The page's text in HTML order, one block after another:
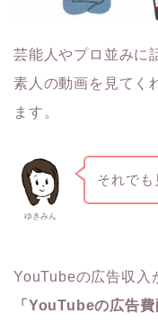
芸能人やプロ並みに
素人の動画を見てく
ます。
ゆきみん
それで
YouTubeの広告収入
「YouTubeの広告